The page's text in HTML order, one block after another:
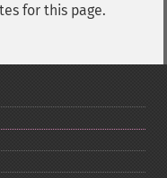
for this page.